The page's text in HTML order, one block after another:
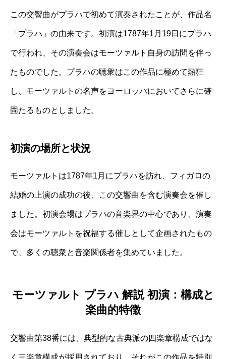
この交響曲がプラハで初めて演奏されたことが、作品名
「プラハ」の由来です。初演は1787年1月19日にプラハ
で行われ、その演奏会はモーツァルト自身の訪問を伴っ
たものでした。プラハの聴衆はこの作品に極めて熱狂
し、モーツァルトの名声をヨーロッパにおいてさらに確
固たるものとしました。
初演の場所と状況
モーツァルトは1787年1月にプラハを訪れ、フィガロの
結婚の上演の成功の後、この交響曲を含む演奏会を催し
ました。初演会場はプラハの音楽界の中心であり、演奏
会はモーツァルトを祝福する催しとして企画されたもの
で、多くの聴衆と音楽関係者を集めていました。
モーツァルト プラハ 解説 初演：構成と
楽曲的特徴
交響曲第38番には、典型的な古典派の四楽章構成ではな